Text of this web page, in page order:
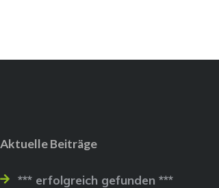
Aktuelle Beiträge
*** erfolgreich gefunden ***